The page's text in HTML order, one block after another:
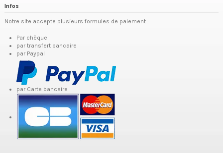
Infos
Notre site accepte plusieurs formules de paiement :
Par chèque
par transfert bancaire
par Paypal
par Carte bancaire